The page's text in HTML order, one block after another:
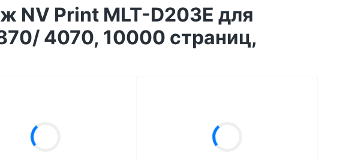
NV Print MLT-D203E для
4070, 10000 страниц,